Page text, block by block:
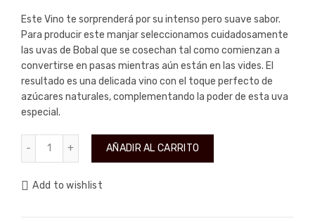
Este Vino te sorprenderá por su intenso pero suave sabor.
Para producir este manjar seleccionamos cuidadosamente
las uvas de Bobal que se cosechan tal como comienzan a
convertirse en pasas mientras aún están en las vides. El
resultado es una delicada vino con el toque perfecto de
azúcares naturales, complementando la poder de esta uva
especial.
TEMPRANILLO MONASTRELL cantidad
AÑADIR AL CARRITO
Add to wishlist